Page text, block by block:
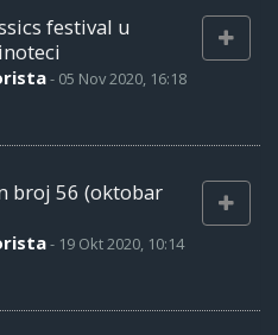
festival u
- 05 Nov 2020, 16:18
broj 56 (oktobar
- 19 Okt 2020, 10:14